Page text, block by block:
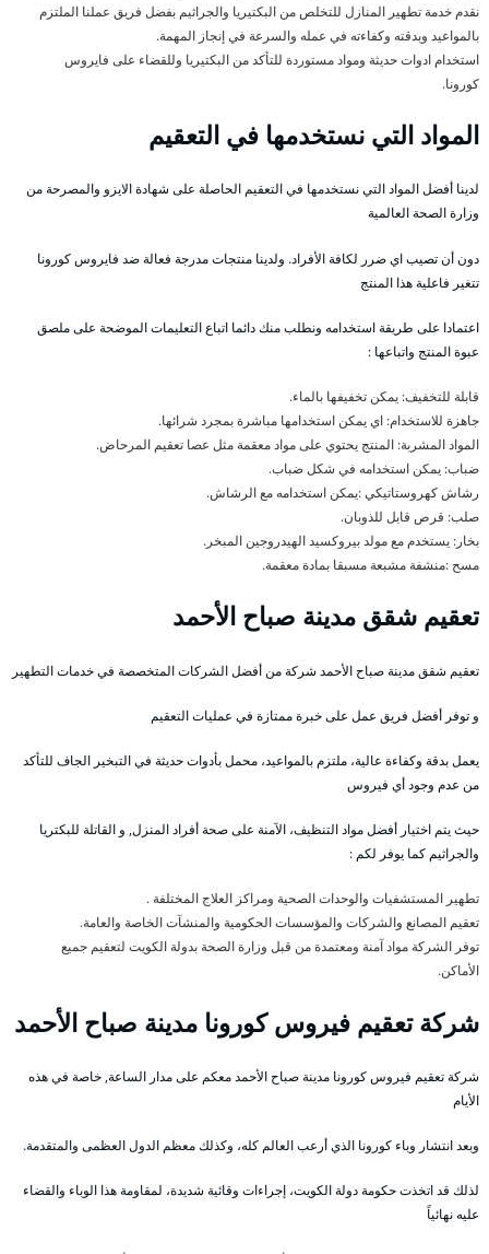
نقدم خدمة تطهير المنازل للتخلص من البكتيريا والجراثيم بفضل فريق عملنا الملتزم
بالمواعيد وبدقته وكفاءته في عمله والسرعة في إنجاز المهمة.
استخدام ادوات حديثة ومواد مستوردة للتأكد من البكتيريا وللقضاء على فايروس
كورونا.
المواد التي نستخدمها في التعقيم
لدينا أفضل المواد التي نستخدمها في التعقيم الحاصلة على شهادة الايزو والمصرحة من
وزارة الصحة العالمية
دون أن تصيب اي ضرر لكافة الأفراد. ولدينا منتجات مدرجة فعالة ضد فايروس كورونا
تتغير فاعلية هذا المنتج
اعتمادا على طريقة استخدامه ونطلب منك دائما اتباع التعليمات الموضحة على ملصق
عبوة المنتج واتباعها :
قابلة للتخفيف: يمكن تخفيفها بالماء.
جاهزة للاستخدام: اي يمكن استخدامها مباشرة بمجرد شرائها.
المواد المشربة: المنتج يحتوي على مواد معقمة مثل عصا تعقيم المرحاض.
ضباب: يمكن استخدامه في شكل ضباب.
رشاش كهروستاتيكي :يمكن استخدامه مع الرشاش.
صلب: قرص قابل للذوبان.
بخار: يستخدم مع مولد بيروكسيد الهيدروجين المبخر.
مسح :منشفة مشبعة مسبقا بمادة معقمة.
تعقيم شقق مدينة صباح الأحمد
تعقيم شقق مدينة صباح الأحمد شركة من أفضل الشركات المتخصصة في خدمات التطهير
و توفر أفضل فريق عمل على خبرة ممتازة في عمليات التعقيم
يعمل بدقة وكفاءة عالية، ملتزم بالمواعيد، محمل بأدوات حديثة في التبخير الجاف للتأكد
من عدم وجود أي فيروس
حيث يتم اختيار أفضل مواد التنظيف، الآمنة على صحة أفراد المنزل, و القاتلة للبكتريا
والجراثيم كما يوفر لكم :
تطهير المستشفيات والوحدات الصحية ومراكز العلاج المختلفة .
تعقيم المصانع والشركات والمؤسسات الحكومية والمنشآت الخاصة والعامة.
توفر الشركة مواد آمنة ومعتمدة من قبل وزارة الصحة بدولة الكويت لتعقيم جميع
الأماكن.
شركة تعقيم فيروس كورونا مدينة صباح الأحمد
شركة تعقيم فيروس كورونا مدينة صباح الأحمد معكم على مدار الساعة, خاصة في هذه
الأيام
وبعد انتشار وباء كورونا الذي أرعب العالم كله، وكذلك معظم الدول العظمى والمتقدمة.
لذلك قد اتخذت حكومة دولة الكويت، إجراءات وقائية شديدة، لمقاومة هذا الوباء والقضاء
عليه نهائياً